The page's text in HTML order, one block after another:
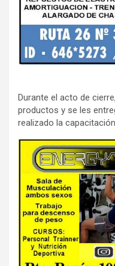
Durante el acto de
productos y se les
realizado la